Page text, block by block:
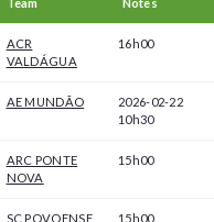
ACR
VALDÁGUA
16h00
AE MUNDÃO
2026-02-22
10h30
ARC PONTE
NOVA
15h00
SC POVOENSE 15h00